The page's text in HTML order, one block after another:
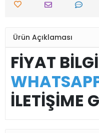
Ürün Açıklaması
FİYAT
İLETİŞİME